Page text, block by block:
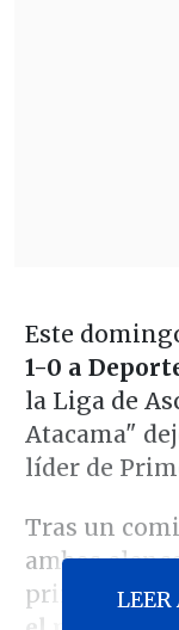
Este
1-0 a
la Liga de
Atacama"
líder de
Tras un
ambos
primeros